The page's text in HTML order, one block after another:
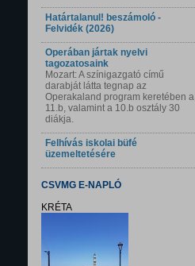
Határtalanul! beszámoló -
Felvidék (2026)
Operában jártak nyelvi
tagozatosaink
Mozart: A színigazgató című
darabját látta tegnap az
Operakaland program keretében a
11.b, valamint a 10.b osztály 30
diákja.
Felhívás iskolai büfé
üzemeltetésére
CSVMG E-NAPLÓ
KRÉTA